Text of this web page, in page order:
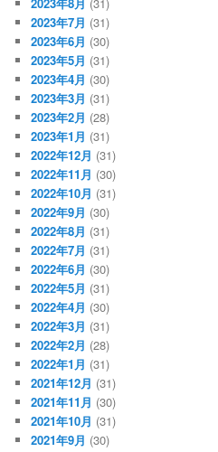
2023年7月 (31)
2023年6月 (30)
2023年5月 (31)
2023年4月 (30)
2023年3月 (31)
2023年2月 (28)
2023年1月 (31)
2022年12月 (31)
2022年11月 (30)
2022年10月 (31)
2022年9月 (30)
2022年8月 (31)
2022年7月 (31)
2022年6月 (30)
2022年5月 (31)
2022年4月 (30)
2022年3月 (31)
2022年2月 (28)
2022年1月 (31)
2021年12月 (31)
2021年11月 (30)
2021年10月 (31)
2021年9月 (30)